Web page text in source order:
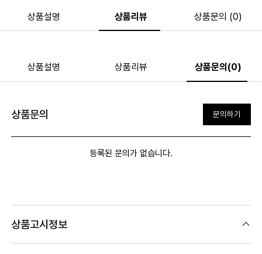
상품설명 상품리뷰 상품문의 (0)
상품설명 상품리뷰 상품문의(0)
상품문의 문의하기
등록된 문의가 없습니다.
상품고시정보